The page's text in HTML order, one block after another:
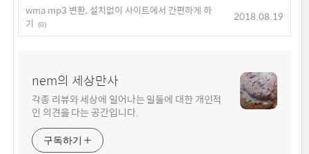
wma mp3 변환, 설치없이 사이트에서 간편하게 하
기
(0)
2018.08.19
nem의 세상만사
각종 리뷰와 세상에 일어나는 일들에 대한 개인적
인 의견을 다는 공간입니다.
구독하기